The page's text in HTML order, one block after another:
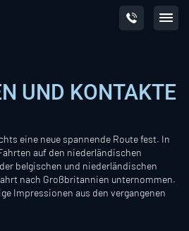
UND KONTAKTE
eine neue spannende Route fest. In
auf den niederländischen
belgischen und niederländischen
nach Großbritannien unternommen.
Impressionen aus den vergangenen